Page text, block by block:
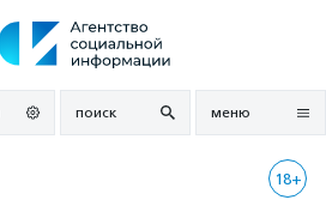
поиск меню
18+